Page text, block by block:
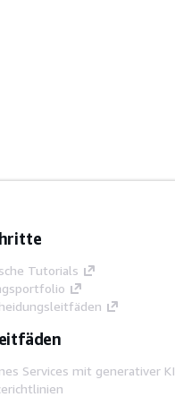
Tutorials
Services mit generativer KI